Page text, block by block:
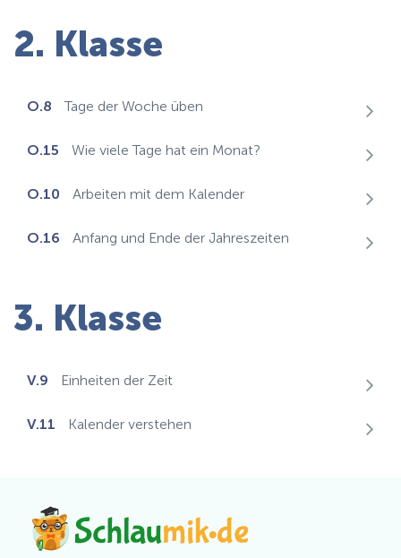
2. Klasse
O.8 Tage der Woche üben
O.15 Wie viele Tage hat ein Monat?
O.10 Arbeiten mit dem Kalender
O.16 Anfang und Ende der Jahreszeiten
3. Klasse
V.9 Einheiten der Zeit
V.11 Kalender verstehen